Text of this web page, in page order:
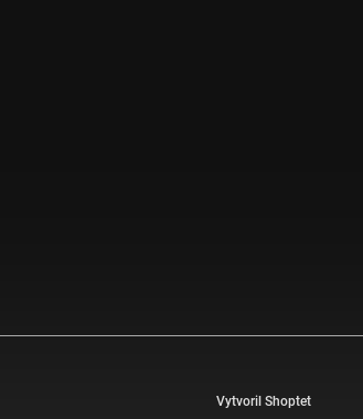
Vytvoril Shoptet